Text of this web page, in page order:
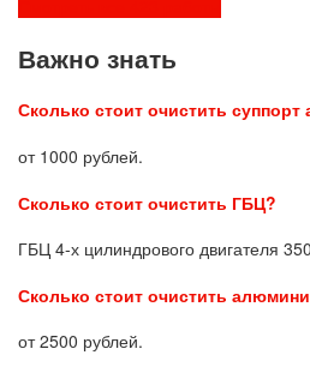
Важно знать
Сколько стоит очистить суппорт
от 1000 рублей.
Сколько стоит очистить ГБЦ?
ГБЦ 4-х цилиндрового двигателя
Сколько стоит очистить
от 2500 рублей.